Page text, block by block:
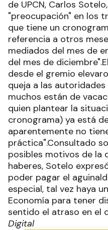
de UPCN, Carlos
"preocupación" en los
que tiene un
referencia a otros
mediados del mes de
del mes de
desde el gremio
queja a las
muchos están de
quien plantear la
cronograma) ya está
aparentemente no
práctica".Consultado
posibles motivos de la
haberes, Sotelo
poder pagar el
especial, tal vez haya
Economía para tener
sentido el atraso en el
Digital